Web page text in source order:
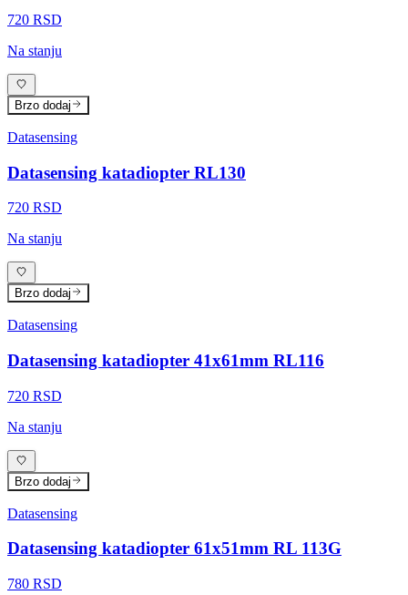
720 RSD
Na stanju
Brzo dodaj
Datasensing
Datasensing katadiopter RL130
720 RSD
Na stanju
Brzo dodaj
Datasensing
Datasensing katadiopter 41x61mm RL116
720 RSD
Na stanju
Brzo dodaj
Datasensing
Datasensing katadiopter 61x51mm RL 113G
780 RSD